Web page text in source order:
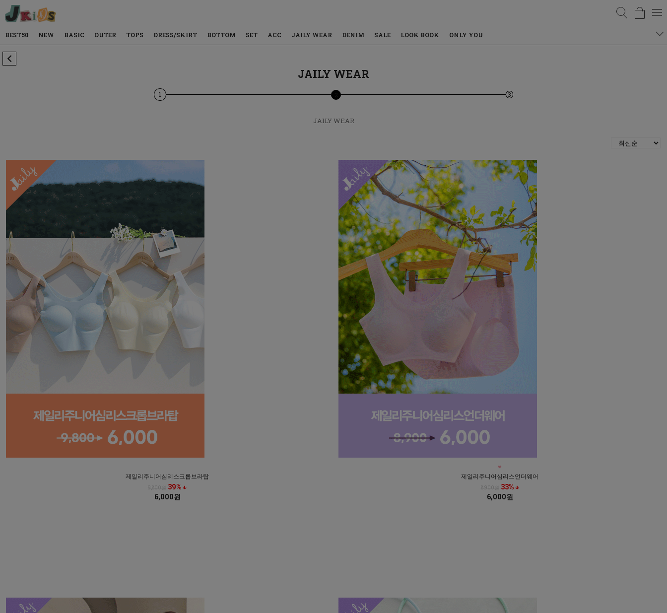
검색
BEST50 NEW BASIC OUTER TOPS DRESS/SKIRT BOTTOM SET ACC JAILY WEAR DENIM SALE LOOK BOOK ONLY YOU
JAILY WEAR
1 3
JAILY WEAR
제일리주니어심리스크롭브라탑
9,800원 39% ↓
6,000원
제일리주니어심리스언더웨어
8,900원 33% ↓
6,000원